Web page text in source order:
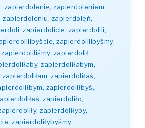
zapierdolenie, zapierdoleniem,
zapierdoleniu, zapierdoleń,
zapierdolicie, zapierdolili,
zapierdolilibyśmy,
zapierdolił,
zapierdoliłabym,
zapierdoliłaś,
zapierdoliłbyś,
zapierdoliło,
zapierdoliłyby,
zapierdoliłybyśmy,